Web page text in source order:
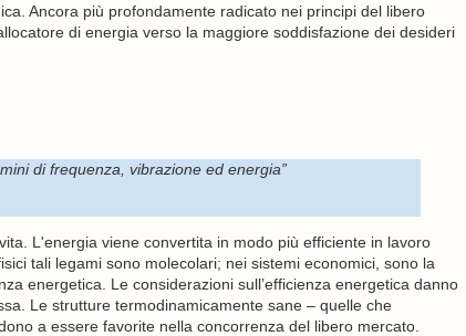
Ancora più profondamente radicato nei principi del libero
di energia verso la maggiore soddisfazione dei desideri
di frequenza, vibrazione ed energia”
L'energia viene convertita in modo più efficiente in lavoro
tali legami sono molecolari; nei sistemi economici, sono la
energetica. Le considerazioni sull’efficienza energetica danno
Le strutture termodinamicamente sane – quelle che
a essere favorite nella concorrenza del libero mercato.